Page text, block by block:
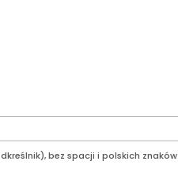
bez spacji i polskich znaków